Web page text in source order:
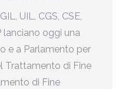
UIL, CGS, CSE,
lanciano oggi una
e a Parlamento per
Trattamento di Fine
di Fine